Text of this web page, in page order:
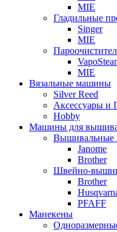
MIE
Гладильные
Singer
MIE
MIE
Вязальные машины
Silver Reed
Аксессуары и
Hobby
Машины для
Janome
Brother
Швейно-
Brother
PFAFF
Манекены